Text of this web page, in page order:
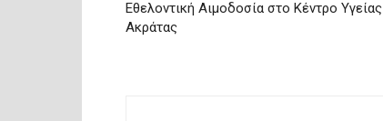
Εθελοντική Αιμοδοσία στο Κέντρο Υγείας
Ακράτας